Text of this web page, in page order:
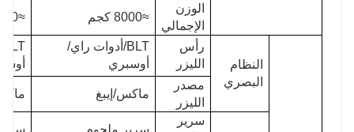
الوزن
الإجمالي
≈8000 كجم ≈7000 كجم
النظام
البصري
رأس
الليزر
BLT/أدوات راي/
أوسبري
مصدر
الليزر
ماكس/إيبغ
سرير
سرير ملحوم